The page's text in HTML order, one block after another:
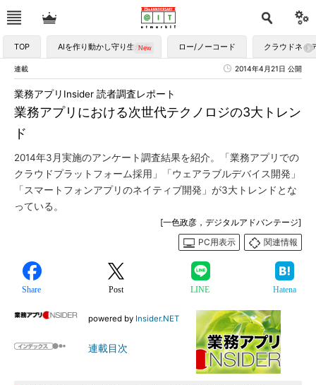
TOP AIを作り動かし守り生かす ロー/ノーコード クラウドネイ
連載 2014年4月21日 公開
業務アプリにおける次世代テクノロジの3大トレン
ド
業務アプリInsider 読者調査レポート
2014年3月実施のアンケート調査結果を紹介。「業務アプリでの
クラウドプラットフォーム採用」「ウェアラブルデバイス開発」
「スマートフォンアプリのネイティブ開発」が3大トレンドとな
っている。
[一色政彦，デジタルアドバンテージ]
PC用表示
関連情報
Share Post LINE Hatena
powered by Insider.NET
連載目次